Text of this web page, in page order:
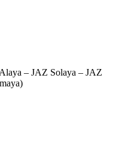
– JAZ Solaya – JAZ